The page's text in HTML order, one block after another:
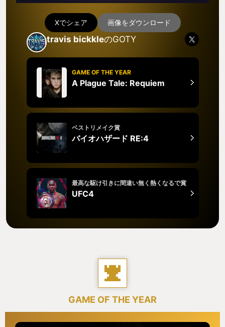
Xでシェア 画像をダウンロード
travis bickkleのGOTY
GAME OF THE YEAR
A Plague Tale: Requiem
ベストリメイク賞
バイオハザード RE:4
最高な駆け引きに間違い無く熱くなるで賞
UFC4
GAME OF THE YEAR